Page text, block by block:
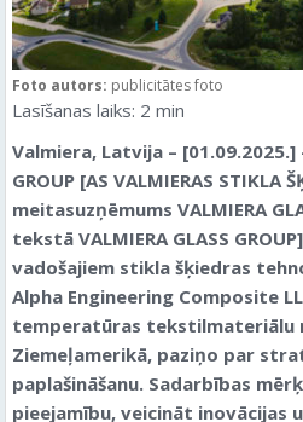
Foto autors: publicitātes foto
Lasīšanas laiks: 2 min
Valmiera, Latvija – [01.09.2025.]
GROUP [AS VALMIERAS STIKLA
meitasuzņēmums VALMIERA
tekstā VALMIERA GLASS
vadošajiem stikla šķiedras
Alpha Engineering Composite
temperatūras tekstilmateriālu
Ziemeļamerikā, paziņo par
paplašināšanu. Sadarbības
pieejamību, veicināt inovācijas